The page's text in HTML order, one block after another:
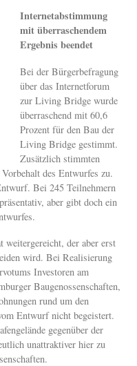
Internetabstimmung
mit überraschendem
Ergebnis beendet
Bei der Bürgerbefragung
über das Internetforum
zur Living Bridge wurde
überraschend mit 60,6
Prozent für den Bau der
Living Bridge gestimmt.
Zusätzlich stimmten
des Entwurfes zu.
Bei 245 Teilnehmern
aber gibt doch ein
weitergereicht, der aber erst
wird. Bei Realisierung
Investoren am
Baugenossenschaften,
rund um den
Entwurf nicht begeistert.
gegenüber der
unattraktiver hier zu